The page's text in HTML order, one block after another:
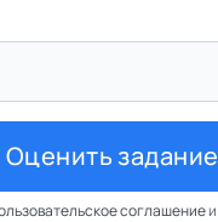
Оценить задание
соглашениеи